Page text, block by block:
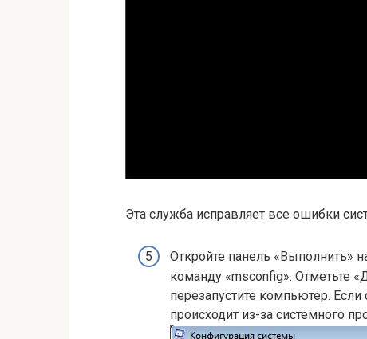
Эта служба исправляет все ошибки
Откройте панель «Выполнить»
команду «msconfig». Отметьте
перезапустите компьютер.
происходит из-за системного